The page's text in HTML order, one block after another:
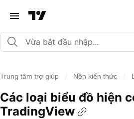
Trung tâm trợ giúp Nền kiến thức
Các loại biểu đồ hiện
TradingView